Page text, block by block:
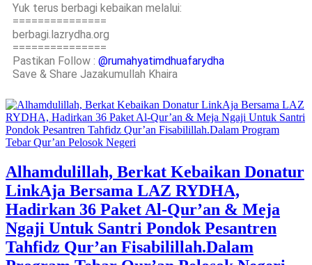
Yuk terus berbagi kebaikan melalui:
===============
berbagi.lazrydha.org
===============
Pastikan Follow : @rumahyatimdhuafarydha
Save & Share Jazakumullah Khaira
Alhamdulillah, Berkat Kebaikan Donatur
LinkAja Bersama LAZ RYDHA,
Hadirkan 36 Paket Al-Qur’an & Meja
Ngaji Untuk Santri Pondok Pesantren
Tahfidz Qur’an Fisabilillah.Dalam